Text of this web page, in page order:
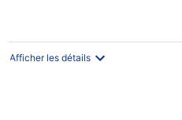
Afficher les détails